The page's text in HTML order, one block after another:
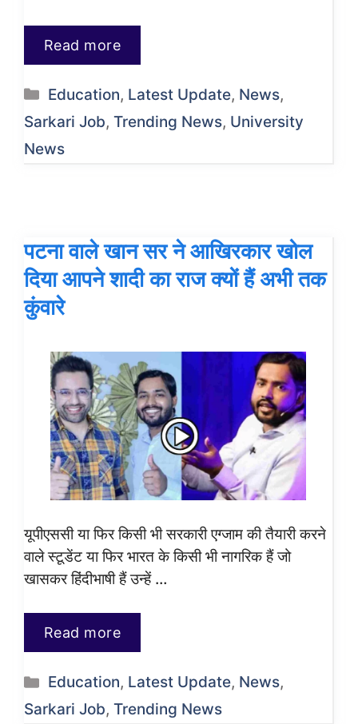
Read more
Categories
Education, Latest Update, News,
Sarkari Job, Trending News, University
News
पटना वाले खान सर ने आखिरकार खोल
दिया आपने शादी का राज क्यों हैं अभी तक
कुंवारे
यूपीएससी या फिर किसी भी सरकारी एग्जाम की तैयारी करने
वाले स्टूडेंट या फिर भारत के किसी भी नागरिक हैं जो
खासकर हिंदीभाषी हैं उन्हें …
Read more
Categories
Education, Latest Update, News,
Sarkari Job, Trending News